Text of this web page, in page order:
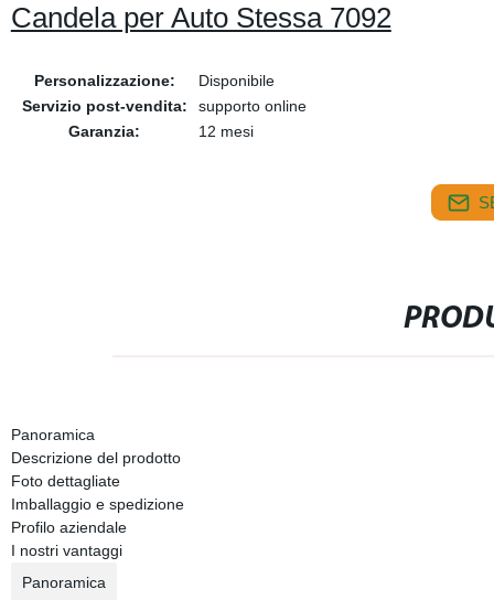
Candela per Auto Stessa 7092
Personalizzazione:
Disponibile
Servizio post-vendita:
supporto online
Garanzia:
12 mesi
Panoramica
Descrizione del prodotto
Foto dettagliate
Imballaggio e spedizione
Profilo aziendale
I nostri vantaggi
Panoramica